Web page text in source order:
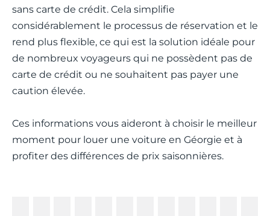
sans carte de crédit. Cela simplifie
considérablement le processus de réservation et le
rend plus flexible, ce qui est la solution idéale pour
de nombreux voyageurs qui ne possèdent pas de
carte de crédit ou ne souhaitent pas payer une
caution élevée.
Ces informations vous aideront à choisir le meilleur
moment pour louer une voiture en Géorgie et à
profiter des différences de prix saisonnières.